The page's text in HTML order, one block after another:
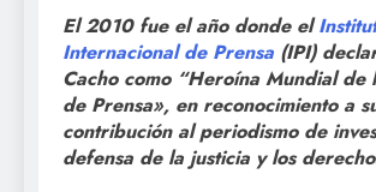
El 2010 fue el año donde el
Internacional de Prensa (IPI)
Cachocomo “Heroína Mundial de
de Prensa», en reconocimiento a
contribución al periodismo de
defensa de la justicia y los